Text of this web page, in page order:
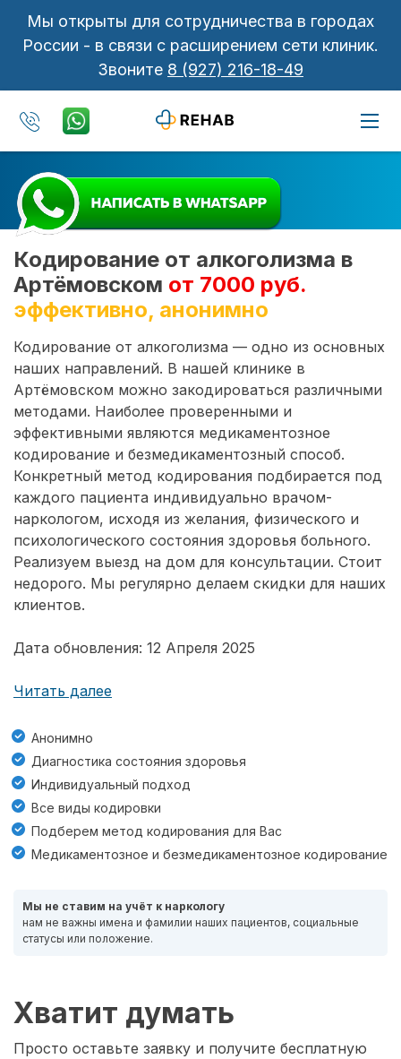
Мы открыты для сотрудничества в городах
России - в связи с расширением сети клиник.
Звоните 8 (927) 216-18-49
Кодирование от алкоголизма в
Артёмовском от 7000 руб.
эффективно, анонимно
Кодирование от алкоголизма — одно из основных
наших направлений. В нашей клинике в
Артёмовском можно закодироваться различными
методами. Наиболее проверенными и
эффективными являются медикаментозное
кодирование и безмедикаментозный способ.
Конкретный метод кодирования подбирается под
каждого пациента индивидуально врачом-
наркологом, исходя из желания, физического и
психологического состояния здоровья больного.
Реализуем выезд на дом для консультации. Стоит
недорого. Мы регулярно делаем скидки для наших
клиентов.
Дата обновления: 12 Апреля 2025
Читать далее
Анонимно
Диагностика состояния здоровья
Индивидуальный подход
Все виды кодировки
Подберем метод кодирования для Вас
Медикаментозное и безмедикаментозное кодирование
Мы не ставим на учёт к наркологу
нам не важны имена и фамилии наших пациентов, социальные
статусы или положение.
Хватит думать
Просто оставьте заявку и получите бесплатную